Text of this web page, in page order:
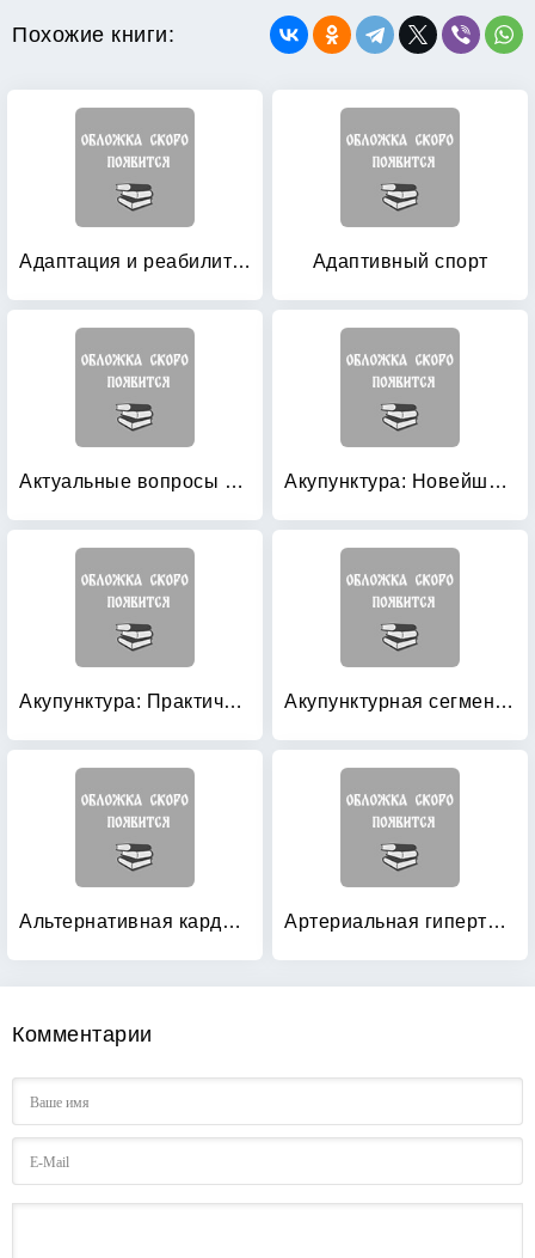
Похожие книги:
Адаптация и реабилитация в спорте высших достижений Адаптивный спорт
Актуальные вопросы физиотерапии: Избранные лекции Акупунктура: Новейший справочник
Акупунктура: Практическое руководство Акупунктурная сегментно-зональная вегетотерапия
Альтернативная кардиореабилитация Артериальная гипертония: Школа здоровья (+ CD-ROM)
Комментарии